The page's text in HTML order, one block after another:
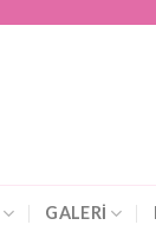
GALERİ